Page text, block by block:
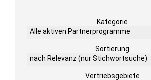
Kategorie
Alle aktiven Partnerprogramme
Sortierung
nach Relevanz (nur Stichwortsuche)
Vertriebsgebiete